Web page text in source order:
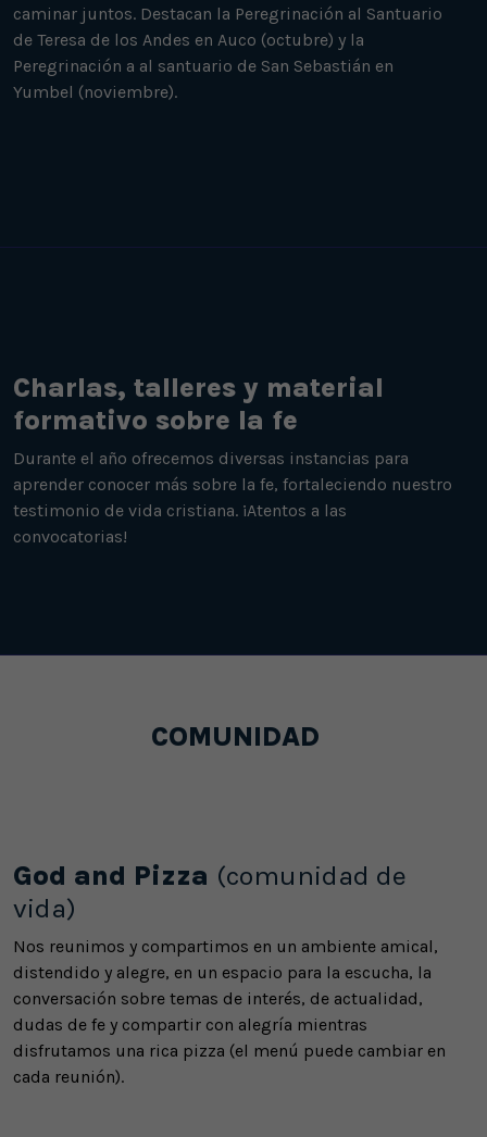
caminar juntos. Destacan la Peregrinación al Santuario
de Teresa de los Andes en Auco (octubre) y la
Peregrinación a al santuario de San Sebastián en
Yumbel (noviembre).
Charlas, talleres y material
formativo sobre la fe
Durante el año ofrecemos diversas instancias para
aprender conocer más sobre la fe, fortaleciendo nuestro
testimonio de vida cristiana. ¡Atentos a las
convocatorias!
COMUNIDAD
God and Pizza (comunidad de
vida)
Nos reunimos y compartimos en un ambiente amical,
distendido y alegre, en un espacio para la escucha, la
conversación sobre temas de interés, de actualidad,
dudas de fe y compartir con alegría mientras
disfrutamos una rica pizza (el menú puede cambiar en
cada reunión).